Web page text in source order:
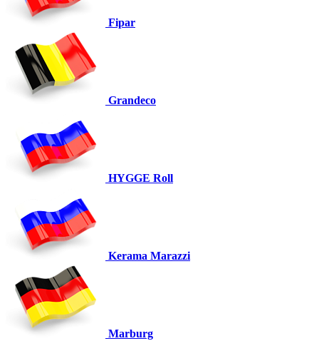
Fipar
Grandeco
HYGGE Roll
Kerama Marazzi
Marburg